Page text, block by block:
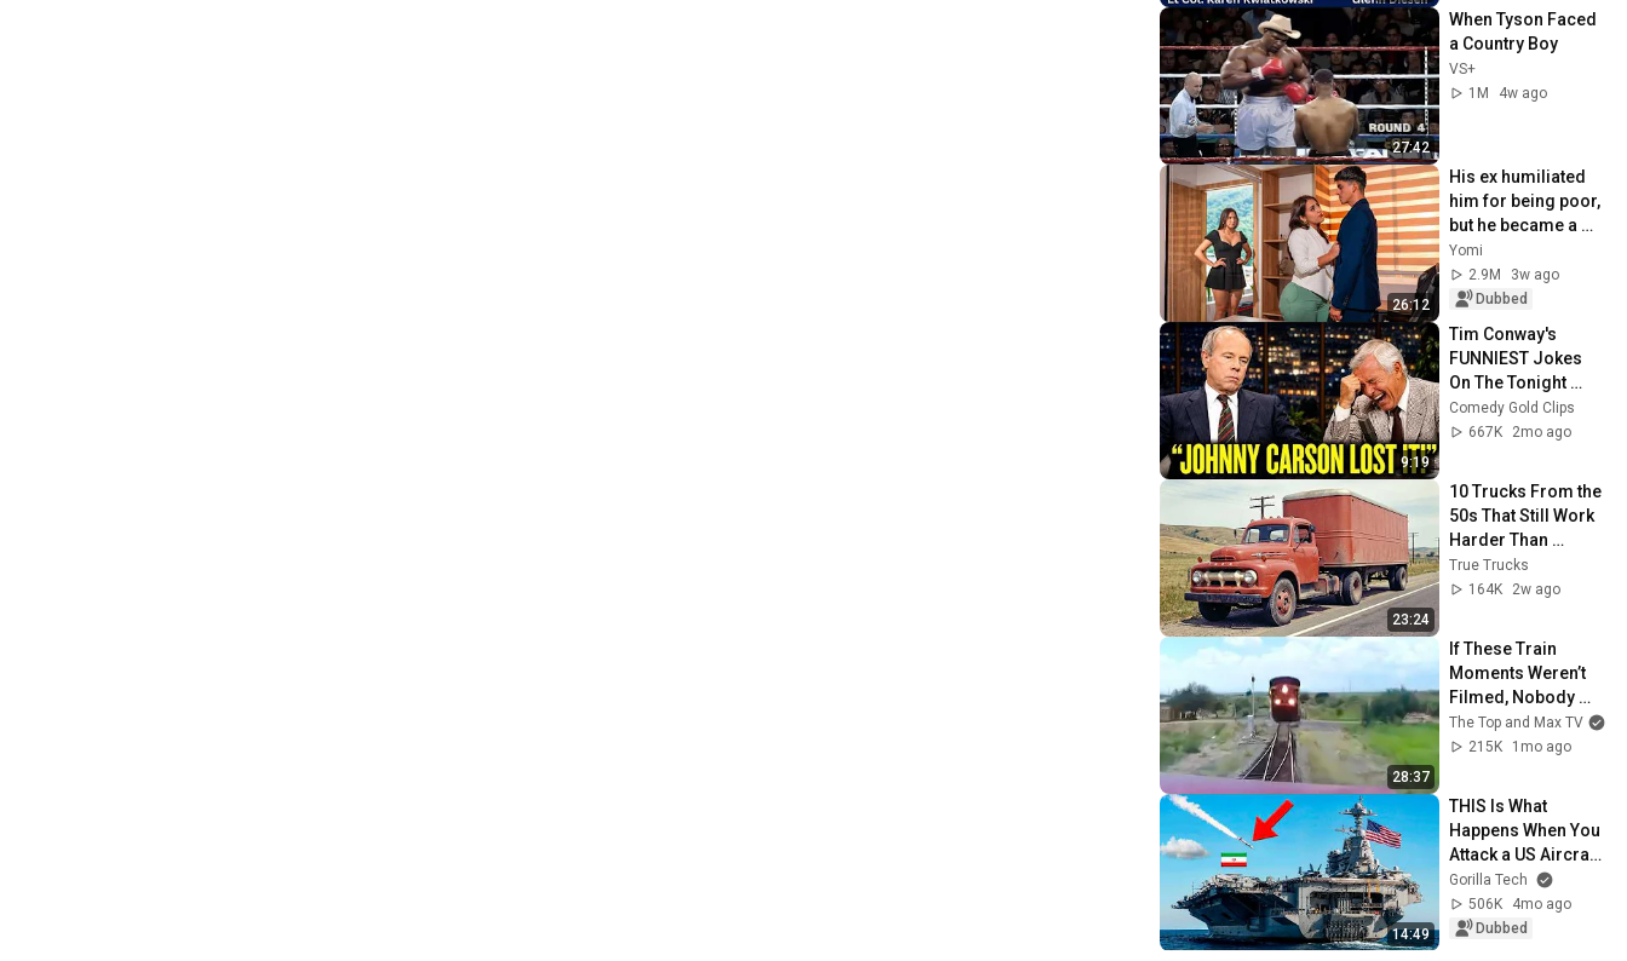
27:42
When Tyson Faced
a Country Boy
VS+
1M
4w ago
26:12
His ex humiliated
him for being poor,
but he became a
millionaire.
Yomi
2.9M
3w ago
Dubbed
9:19
Tim Conway's
FUNNIEST Jokes
On The Tonight
Show
Comedy Gold Clips
667K
2mo ago
23:24
10 Trucks From the
50s That Still Work
Harder Than
Modern Ones
True Trucks
164K
2w ago
28:37
If These Train
Moments Weren’t
Filmed, Nobody
Would Believe
Them
The Top and Max TV
215K
1mo ago
14:49
THIS Is What
Happens When You
Attack a US Aircraft
Carrier
Gorilla Tech
506K
4mo ago
Dubbed